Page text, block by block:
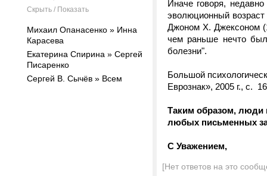
Скрыть / Показать
Михаил Опанасенко » Инна
Карасева
Екатерина Спирина » Сергей
Писаренко
Сергей В. Сычёв » Всем
Иначе говоря,
эволюционный
Джоном X. Джексоном
чем раньше нечто
болезни".
Большой
Еврознак», 2005 г., с.
Таким образом,
любых письменных
С Уважением,
[Нет ответов на это